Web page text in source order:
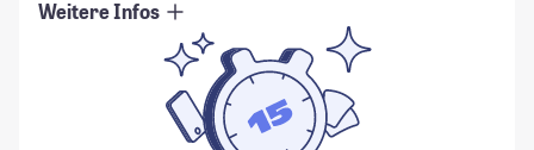
Weitere Infos